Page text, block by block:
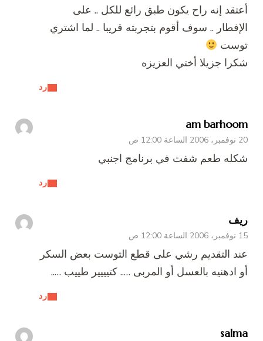
رد
أعتقد إنه راح يكون طبق رائع للكل .. على
الإفطار .. سوف أقوم بتجربته قريبا .. لما اشتري
توست
شكرا جزيلا أختي العزيزه
am barhoom
20 نوفمبر، 2006 الساعة 12:00 ص
رد
شكله طعم شفت في برنامج اجنبي
ريف
15 نوفمبر، 2006 الساعة 12:00 ص
رد
عند التقديم رشي على قطع التوست بعض السكر
أو ادهنيه بالعسل أو المربى ….. كتيييير طييب …..
salma